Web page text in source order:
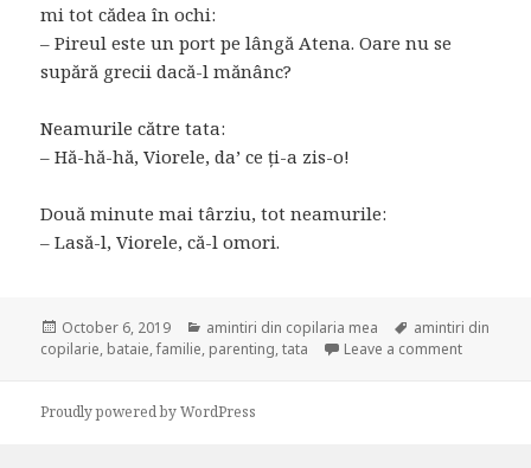
mi tot cădea în ochi:
– Pireul este un port pe lângă Atena. Oare nu se
supără grecii dacă-l mănânc?
Neamurile către tata:
– Hă-hă-hă, Viorele, da’ ce ți-a zis-o!
Două minute mai târziu, tot neamurile:
– Lasă-l, Viorele, că-l omori.
Posted
on
October 6, 2019 Categories
amintiri din copilaria mea Tags
amintiri din
copilarie, bataie,familie, parenting,tata Leave a comment
Proudly powered by WordPress